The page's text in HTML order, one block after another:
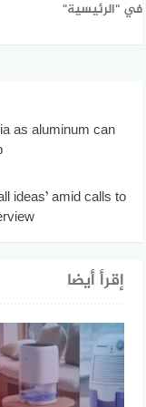
في "الرئيسية"
as aluminum can
ideas’ amid calls to
إقرأ أيضا